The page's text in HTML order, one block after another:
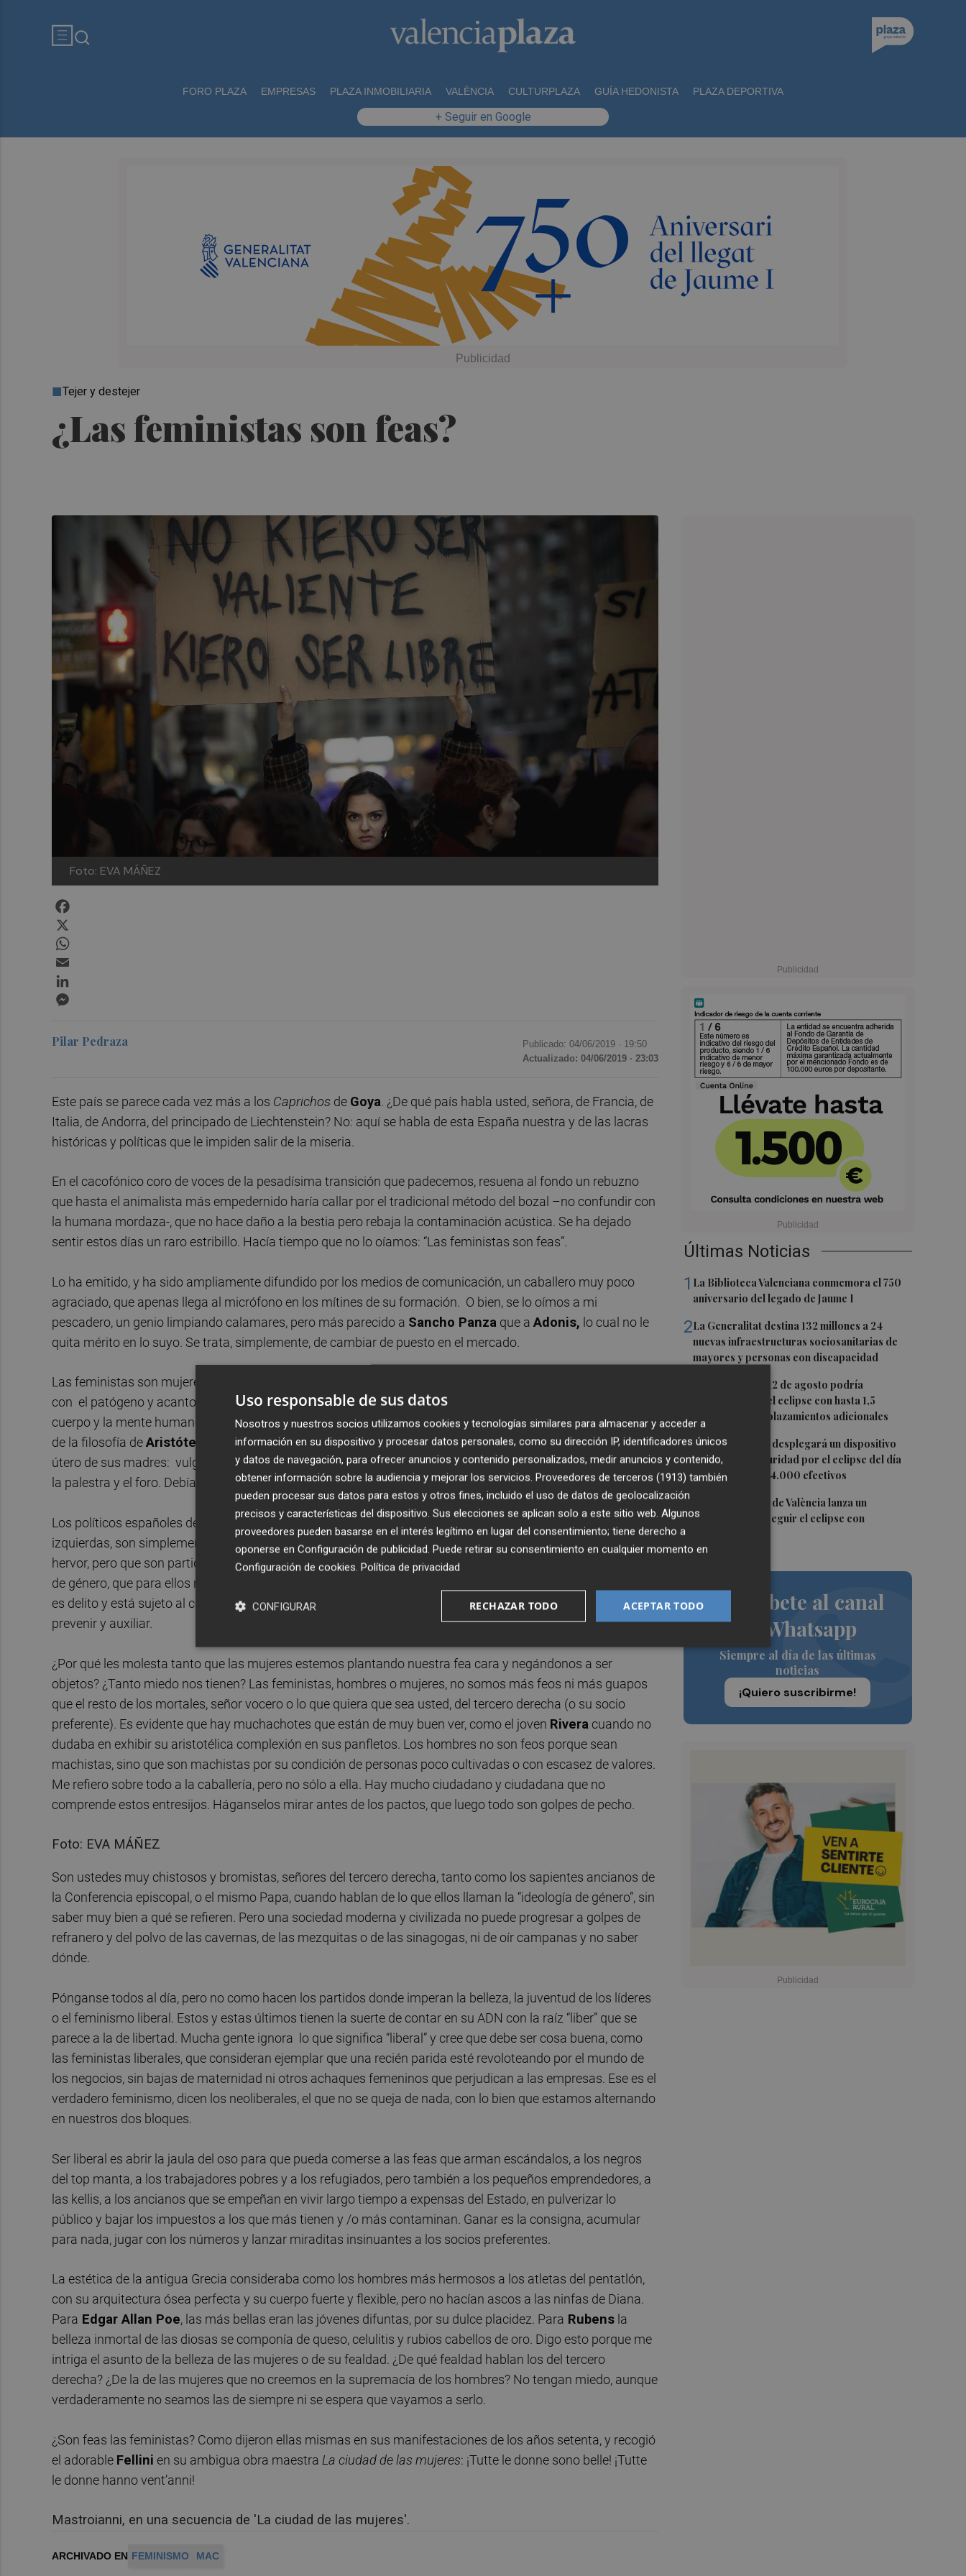
FORO PLAZA EMPRESAS PLAZA INMOBILIARIA VALÈNCIA CULTURPLAZA GUÍA HEDONISTA PLAZA DEPORTIVA
+ Seguir en Google
¿Las feministas son feas?
Tejer y destejer
Foto: EVA MÁÑEZ
Últimas Noticias
1 La Biblioteca Valenciana conmemora el 750
aniversario del legado de Jaume I
2La Generalitat destina 132 millones a 24
nuevas infraestructuras sociosanitarias de
mayores y personas con discapacidad
La movilidad el 12 de agosto podría
duplicarse por el eclipse con hasta 1,5
millones de desplazamientos adicionales
4 La Guardia Civil desplegará un dispositivo
especial de seguridad por el eclipse del día
12, con más de 24.000 efectivos
5
El Ayuntamiento de València lanza un
decálogo para seguir el eclipse con
Suscríbete al canal
de Whatsapp
Siempre al día de las últimas
noticias
¡Quiero suscribirme!
Pilar Pedraza Publicado: 04/06/2019 · 19:50
Actualizado: 04/06/2019 · 23:03
Este país se parece cada vez más a los Caprichos de Goya. ¿De qué país habla usted, señora, de Francia, de
Italia, de Andorra, del principado de Liechtenstein? No: aquí se habla de esta España nuestra y de las lacras
históricas y políticas que le impiden salir de la miseria.
En el cacofónico coro de voces de la pesadísima transición que padecemos, resuena al fondo un rebuzno
que hasta el animalista más empedernido haría callar por el tradicional método del bozal –no confundir con
la humana mordaza-, que no hace daño a la bestia pero rebaja la contaminación acústica. Se ha dejado
sentir estos días un raro estribillo. Hacía tiempo que no lo oíamos: “Las feministas son feas”.
Lo ha emitido, y ha sido ampliamente difundido por los medios de comunicación, un caballero muy poco
agraciado, que apenas llega al micrófono en los mítines de su formación. O bien, se lo oímos a mi
pescadero, un genio limpiando calamares, pero más parecido a Sancho Panza que a Adonis, lo cual no le
quita mérito en lo suyo. Se trata, simplemente, de cambiar de puesto en el mercado.
Las feministas son mujeres y hombres que, embarcados en la noble misión igualitaria, luchan por acabar
con el patógeno y acantonado virus de la desigualdad patriarcal. Su meta es que todos recuperemos el
cuerpo y la mente humanos sin dejar sitio a los prejuicios, algunos de ellos muy antiguos. Incluso heredados
de la filosofía deAristóteles
, para quien las mujeres habrían recibido menos calor que los varones en el
útero de sus madres: vulgarmente dicho, que les faltaba un hervor, y por lo tanto resultaban inferiores para
la palestra y el foro. Debían dedicarse a las labores del gineceo, o a las de la cortesanía de altostanding.
Los políticos españoles del siglo XXI que “bromean” con las cuestiones de género, no son de derechas ni de
izquierdas, son simplemente espectros goyescos. Los hay más aseados, que ocultan como pueden lo del
hervor, pero que son partidarios de la brecha salarial, de la maternidad esclava o de borrar lo de la violencia
de género, que para ellos no es más que lacra doméstica. ¿Pegar a un padre es violencia de género? No, pero
es delito y está sujeto al código penal. Matar mujeres sí lo es y requiere que el Estado intervenga para
prevenir y auxiliar.
¿Por qué les molesta tanto que las mujeres estemos plantando nuestra fea cara y negándonos a ser
objetos? ¿Tanto miedo nos tienen? Las feministas, hombres o mujeres, no somos más feos ni más guapos
que el resto de los mortales, señor vocero o lo que quiera que sea usted, del tercero derecha (o su socio
preferente). Es evidente que hay muchachotes que están de muy buen ver, como el joven Rivera cuando no
dudaba en exhibir su aristotélica complexión en sus panfletos. Los hombres no son feos porque sean
machistas, sino que son machistas por su condición de personas poco cultivadas o con escasez de valores.
Me refiero sobre todo a la caballería, pero no sólo a ella. Hay mucho ciudadano y ciudadana que no
comprende estos entresijos. Háganselos mirar antes de los pactos, que luego todo son golpes de pecho.
Foto: EVA MÁÑEZ
Son ustedes muy chistosos y bromistas, señores del tercero derecha, tanto como los sapientes ancianos de
la Conferencia episcopal, o el mismo Papa, cuando hablan de lo que ellos llaman la “ideología de género”, sin
saber muy bien a qué se refieren. Pero una sociedad moderna y civilizada no puede progresar a golpes de
refranero y del polvo de las cavernas, de las mezquitas o de las sinagogas, ni de oír campanas y no saber
dónde.
Pónganse todos al día, pero no como hacen los partidos donde imperan la belleza, la juventud de los líderes
o el feminismo liberal. Estos y estas últimos tienen la suerte de contar en su ADN con la raíz “liber” que se
parece a la de libertad. Mucha gente ignora lo que significa “liberal” y cree que debe ser cosa buena, como
las feministas liberales, que consideran ejemplar que una recién parida esté revoloteando por el mundo de
los negocios, sin bajas de maternidad ni otros achaques femeninos que perjudican a las empresas. Ese es el
verdadero feminismo, dicen los neoliberales, el que no se queja de nada, con lo bien que estamos alternando
en nuestros dos bloques.
Ser liberal es abrir la jaula del oso para que pueda comerse a las feas que arman escándalos, a los negros
del top manta, a los trabajadores pobres y a los refugiados, pero también a los pequeños emprendedores, a
las kellis, a los ancianos que se empeñan en vivir largo tiempo a expensas del Estado, en pulverizar lo
público y bajar los impuestos a los que más tienen y /o más contaminan. Ganar es la consigna, acumular
para nada, jugar con los números y lanzar miraditas insinuantes a los socios preferentes.
La estética de la antigua Grecia consideraba como los hombres más hermosos a los atletas del pentatlón,
con su arquitectura ósea perfecta y su cuerpo fuerte y flexible, pero no hacían ascos a las ninfas de Diana.
Para Edgar Allan Poe, las más bellas eran las jóvenes difuntas, por su dulce placidez. Para Rubens la
belleza inmortal de las diosas se componía de queso, celulitis y rubios cabellos de oro. Digo esto porque me
intriga el asunto de la belleza de las mujeres o de su fealdad. ¿De qué fealdad hablan los del tercero
derecha? ¿De la de las mujeres que no creemos en la supremacía de los hombres? No tengan miedo, aunque
verdaderamente no seamos las de siempre ni se espera que vayamos a serlo.
¿Son feas las feministas? Como dijeron ellas mismas en sus manifestaciones de los años setenta, y recogió
el adorable Fellini en su ambigua obra maestra La ciudad de las mujeres: ¡Tutte le donne sono belle! ¡Tutte
le donne hanno vent’anni!
Mastroianni, en una secuencia de 'La ciudad de las mujeres'.
ARCHIVADO EN FEMINISMO MAC
Uso responsable de sus datos
Nosotros y nuestros socios utilizamos cookies y tecnologías similares para almacenar y acceder a
información en su dispositivo y procesar datos personales, como su dirección IP, identificadores únicos
y datos de navegación, para ofrecer anuncios y contenido personalizados, medir anuncios y contenido,
obtener información sobre la audiencia y mejorar los servicios. Proveedores de terceros (1913) también
pueden procesar sus datos para estos y otros fines, incluido el uso de datos de geolocalización
precisos y características del dispositivo. Sus elecciones se aplican solo a este sitio web. Algunos
proveedores pueden basarse en el interés legítimo en lugar del consentimiento; tiene derecho a
oponerse en Configuración de publicidad. Puede retirar su consentimiento en cualquier momento en
Configuración de cookies. Política de privacidad
ACEPTAR TODO
RECHAZAR TODO
CONFIGURAR